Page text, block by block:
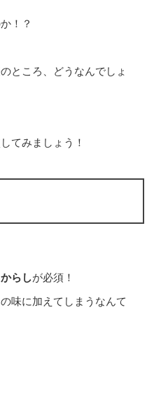
！？
ところ、どうなんでしょ
てみましょう！
からしが必須！
味に加えてしまうなんて